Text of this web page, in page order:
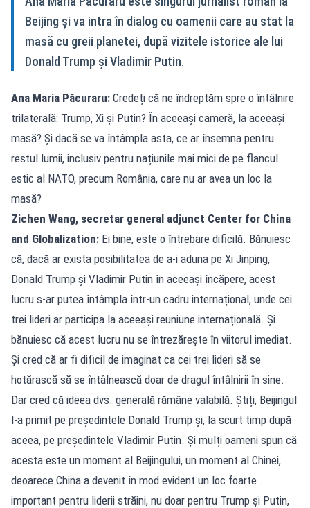
Beijing și va intra în dialog cu oamenii care au stat la
masă cu greii planetei, după vizitele istorice ale lui
Donald Trump și Vladimir Putin.
Ana Maria Păcuraru: Credeți că ne îndreptăm spre o întâlnire
trilaterală: Trump, Xi și Putin? În aceeași cameră, la aceeași
masă? Și dacă se va întâmpla asta, ce ar însemna pentru
restul lumii, inclusiv pentru națiunile mai mici de pe flancul
estic al NATO, precum România, care nu ar avea un loc la
masă?
Zichen Wang, secretar general adjunct Center for China
and Globalization: Ei bine, este o întrebare dificilă. Bănuiesc
că, dacă ar exista posibilitatea de a-i aduna pe Xi Jinping,
Donald Trump și Vladimir Putin în aceeași încăpere, acest
lucru s-ar putea întâmpla într-un cadru internațional, unde cei
trei lideri ar participa la aceeași reuniune internațională. Și
bănuiesc că acest lucru nu se întrezărește în viitorul imediat.
Și cred că ar fi dificil de imaginat ca cei trei lideri să se
hotărască să se întâlnească doar de dragul întâlnirii în sine.
Dar cred că ideea dvs. generală rămâne valabilă. Știți, Beijingul
l-a primit pe președintele Donald Trump și, la scurt timp după
aceea, pe președintele Vladimir Putin. Și mulți oameni spun că
acesta este un moment al Beijingului, un moment al Chinei,
deoarece China a devenit în mod evident un loc foarte
important pentru liderii străini, nu doar pentru Trump și Putin,